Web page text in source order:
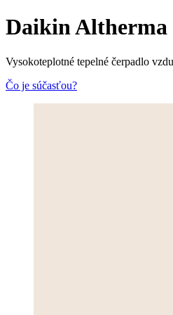
Daikin Altherma
Vysokoteplotné tepelné čerpadlo
Čo je súčasťou?